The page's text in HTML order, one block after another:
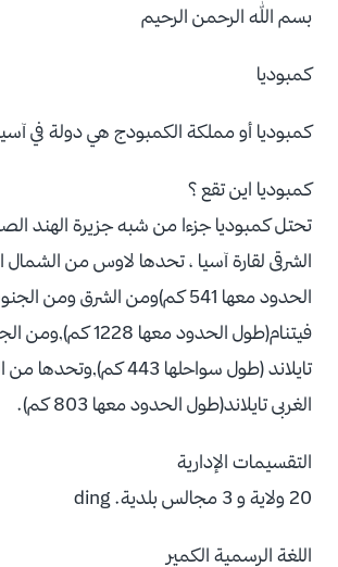
بسم الله الرحمن الرحيم
كمبوديا
كمبوديا أو مملكة الكمبودج هي دولة في
كمبوديا اين تقع ؟
تحتل كمبوديا جزءا من شبه جزيرة الهند
الشرقى لقارة آسيا ، تحدها لاوس من الشمال
الحدود معها 541 كم)ومن الشرق ومن
فيتنام(طول الحدود
تايلاند (طول سواحلها 443
الغربى تايلاند(طول الحدود معها 803 كم).
التقسيمات الإدارية
20 ولاية و 3 مجالس بلدية. ding
اللغة الرسمية الكمير